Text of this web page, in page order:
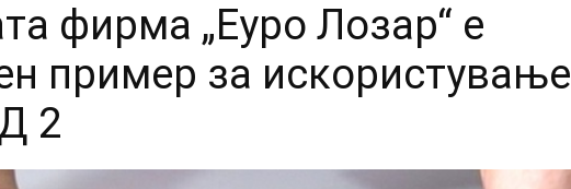
фирма „Еуро Лозар“ е
пример за искористување
2